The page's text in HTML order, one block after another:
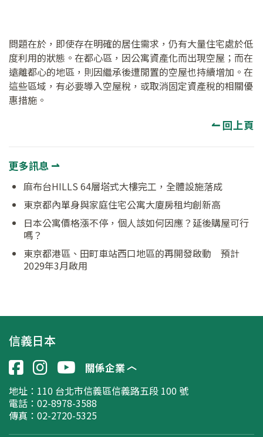
問題在於，即使存在明確的居住需求，仍有大量住宅處於低
度利用的狀態。在都心區，因公寓資產化而出現空屋；而在
遠離都心的地區，則因繼承後遭閒置的空屋也持續增加。在
這些區域，有必要導入空屋稅，或取消固定資產稅的相關優
惠措施。
↼ 回上頁
更多訊息 ⇀
麻布台HILLS 64層塔式大樓完工，全體設施落成
東京都內單身與家庭住宅公寓大廈房租均創新高
日本公寓價格漲不停，個人該如何因應？延後購屋可行
嗎？
東京都港區、田町車站西口地區的再開發啟動 預計
2029年3月啟用
信義日本
關係企業
地址： 110 台北市信義區信義路五段 100 號
電話：02-8978-3588
傳真：02-2720-5325